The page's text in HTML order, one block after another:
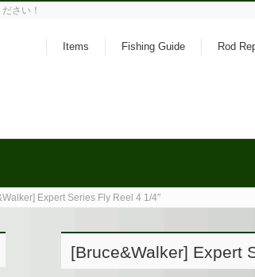
さい！
Items Fishing Guide Rod
Expert Series Fly Reel 4 1/4″
[Bruce&Walker] Expert